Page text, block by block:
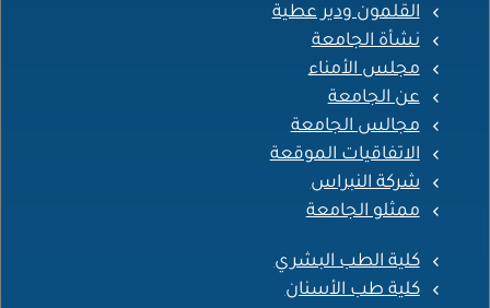
القلمون ودير عطية
نشأة الجامعة
مجلس الأمناء
عن الجامعة
مجالس الجامعة
الاتفاقيات الموقعة
شركة النبراس
ممثلو الجامعة
كلية الطب البشري
كلية طب الأسنان